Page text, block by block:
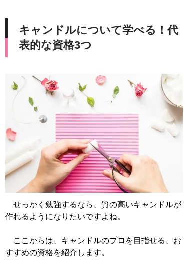
キャンドルについて学べる！代
表的な資格3つ
せっかく勉強するなら、質の高いキャンドルが
作れるようになりたいですよね。
ここからは、キャンドルのプロを目指せる、お
すすめの資格を紹介します。